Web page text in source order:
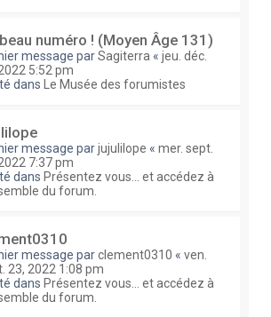
numéro ! (Moyen Âge 131)
message parSagiterra « jeu. déc.
5:52 pm
dans
Le Musée des forumistes
message parjujulilope « mer. sept.
7:37 pm
dans Présentez vous... et accédez à
du forum.
message parclement0310 « ven.
23, 2022 1:08 pm
dans Présentez vous... et accédez à
du forum.